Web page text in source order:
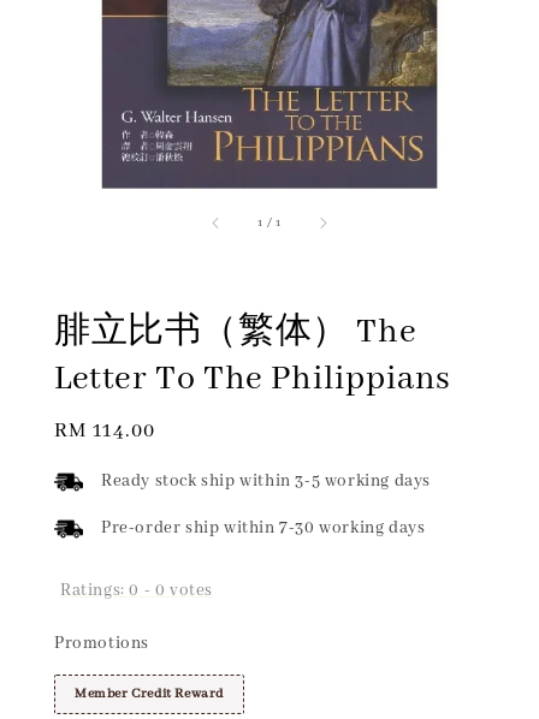
1 /1
腓立比书（繁体） The
Letter To The Philippians
Regular
RM 114.00
Ready stock ship within 3-5 working days
Pre-order ship within 7-30 working days
Ratings:0 - 0 votes
Promotions
Member Credit Reward